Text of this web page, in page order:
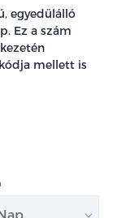
egyedülálló
Ez a szám
mellett is